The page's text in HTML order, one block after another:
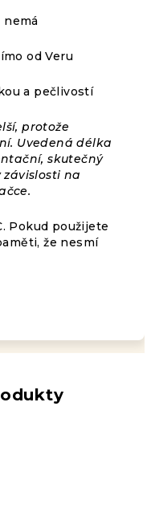
nemá
od Veru
a pečlivostí
protože
Uvedená délka
skutečný
závislosti na
Pokud použijete
že nesmí